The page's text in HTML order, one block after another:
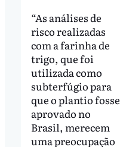
“As análises de
risco realizadas
com a farinha de
trigo, que foi
utilizada como
subterfúgio para
que o plantio fosse
aprovado no
Brasil, merecem
uma preocupação